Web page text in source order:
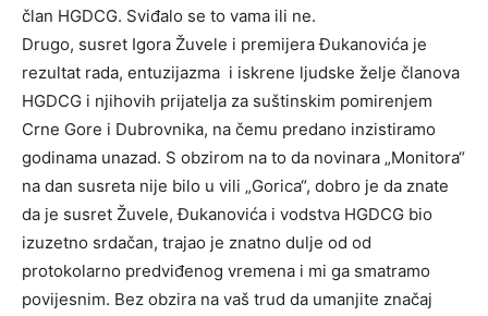
član HGDCG. Sviđalo se to vama ili ne.
Drugo, susret Igora Žuvele i premijera Đukanovića je
rezultat rada, entuzijazma i iskrene ljudske želje članova
HGDCG i njihovih prijatelja za suštinskim pomirenjem
Crne Gore i Dubrovnika, na čemu predano inzistiramo
godinama unazad. S obzirom na to da novinara „Monitora“
na dan susreta nije bilo u vili „Gorica“, dobro je da znate
da je susret Žuvele, Đukanovića i vodstva HGDCG bio
izuzetno srdačan, trajao je znatno dulje od od
protokolarno predviđenog vremena i mi ga smatramo
povijesnim. Bez obzira na vaš trud da umanjite značaj